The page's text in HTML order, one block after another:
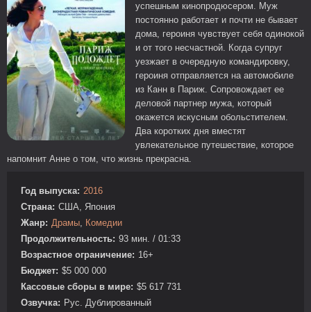
успешным кинопродюсером. Муж
постоянно работает и почти не бывает
дома, героиня чувствует себя одинокой
и от того несчастной. Когда супруг
уезжает в очередную командировку,
героиня отправляется на автомобиле
из Канн в Париж. Сопровождает ее
деловой партнер мужа, который
окажется искусным обольстителем.
Два коротких дня вместят
увлекательное путешествие, которое
напомнит Анне о том, что жизнь прекрасна.
Год выпуска: 2016
Страна: США, Япония
Жанр: Драмы, Комедии
Продолжительность: 93 мин. / 01:33
Возрастное ограничение: 16+
Бюджет: $5 000 000
Кассовые сборы в мире: $5 617 731
Озвучка: Рус. Дублированный